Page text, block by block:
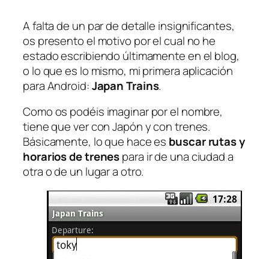
A falta de un par de detalle insignificantes,
os presento el motivo por el cual no he
estado escribiendo últimamente en el blog,
o lo que es lo mismo, mi primera aplicación
para Android:Japan Trains.
Como os podéis imaginar por el nombre,
tiene que ver con Japón y con trenes.
Básicamente, lo que hace es buscar rutas y
horarios de trenespara ir de una ciudad a
otra o de un lugar a otro.